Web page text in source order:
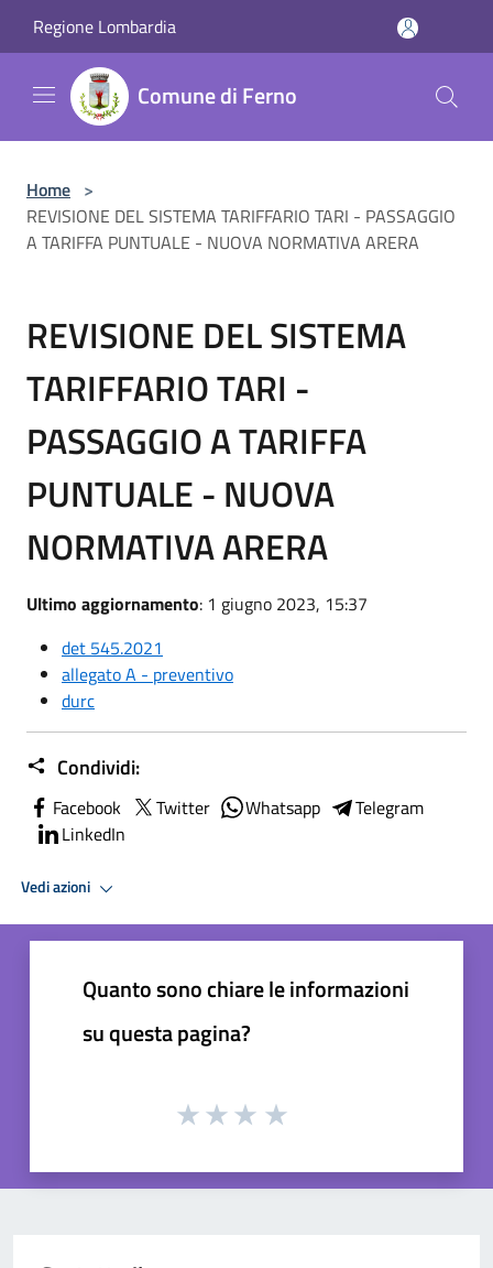
Regione Lombardia
Comune di Ferno
Home >
REVISIONE DEL SISTEMA TARIFFARIO TARI - PASSAGGIO
A TARIFFA PUNTUALE - NUOVA NORMATIVA ARERA
REVISIONE DEL SISTEMA
TARIFFARIO TARI -
PASSAGGIO A TARIFFA
PUNTUALE - NUOVA
NORMATIVA ARERA
Ultimo aggiornamento: 1 giugno 2023, 15:37
det 545.2021
allegato A - preventivo
durc
Condividi:
Facebook Twitter Whatsapp
Telegram
LinkedIn
Vedi azioni
Quanto sono chiare le informazioni
su questa pagina?